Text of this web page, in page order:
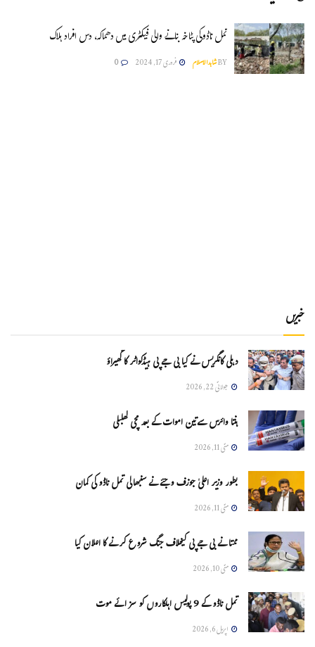
تمل ناڈوکی پٹاخہ بنانے والی فیکٹری میں دھماکہ، دس افراد ہلاک
BYشاہدالاسلام فروری 17, 2024 0
خبریں
دہلی کانگریس نے کیا بی جے پی ہیڈکواٹر کا گھیراؤ
جولائی 22, 2026
ہنتا وائرس سےتین اموات کے بعد مچی کھلبلی
مئی 11, 2026
بطور وزیر اعلیٰ جوزف وجئے نے سنبھالی تمل ناڈو کی کمان
مئی 11, 2026
ممتا نے بی جے پی کیخلاف جنگ شروع کرنے کا اعلان کیا
مئی 10, 2026
تمل ناڈو کے 9 پولیس اہلکاروں کو سزائے موت
اپریل 6, 2026